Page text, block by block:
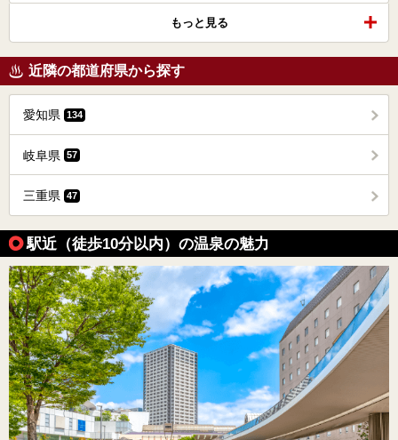
もっと見る
近隣の都道府県から探す
愛知県 134
岐阜県 57
三重県 47
駅近（徒歩10分以内）の温泉の魅力